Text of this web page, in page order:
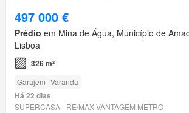
497 000 €
Prédio em Mina de Água, Município de
Lisboa
326 m²
Garajem Varanda
Há 22 dias
SUPERCASA - RE/MAX VANTAGEM METRO